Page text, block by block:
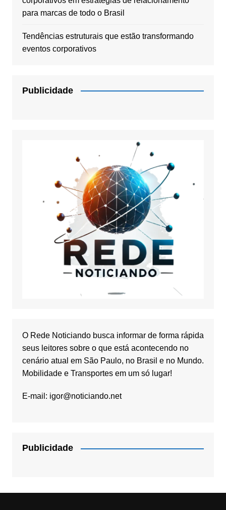
para marcas de todo o Brasil
Tendências estruturais que estão transformando
eventos corporativos
Publicidade
O Rede Noticiando busca informar de forma rápida
seus leitores sobre o que está acontecendo no
cenário atual em São Paulo, no Brasil e no Mundo.
Mobilidade e Transportes em um só lugar!
E-mail: igor@noticiando.net
Publicidade